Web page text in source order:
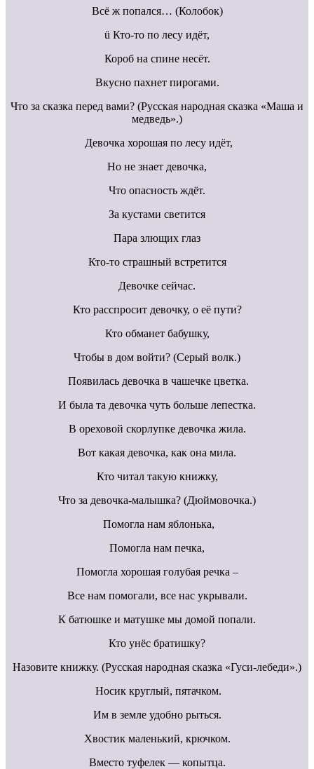
Всё ж попался… (Колобок)
ü Кто-то по лесу идёт,
Короб на спине несёт.
Вкусно пахнет пирогами.
Что за сказка перед вами? (Русская народная сказка «Маша и
медведь».)
Девочка хорошая по лесу идёт,
Но не знает девочка,
Что опасность ждёт.
За кустами светится
Пара злющих глаз
Кто-то страшный встретится
Девочке сейчас.
Кто расспросит девочку, о её пути?
Кто обманет бабушку,
Чтобы в дом войти? (Серый волк.)
Появилась девочка в чашечке цветка.
И была та девочка чуть больше лепестка.
В ореховой скорлупке девочка жила.
Вот какая девочка, как она мила.
Кто читал такую книжку,
Что за девочка-малышка? (Дюймовочка.)
Помогла нам яблонька,
Помогла нам печка,
Помогла хорошая голубая речка –
Все нам помогали, все нас укрывали.
К батюшке и матушке мы домой попали.
Кто унёс братишку?
Назовите книжку. (Русская народная сказка «Гуси-лебеди».)
Носик круглый, пятачком.
Им в земле удобно рыться.
Хвостик маленький, крючком.
Вместо туфелек — копытца.